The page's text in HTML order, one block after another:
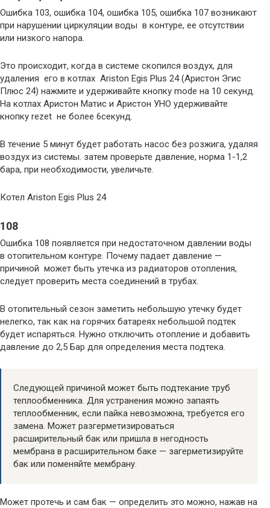
Ошибка 103, ошибка 104, ошибка 105, ошибка 107 возникают
при нарушении циркуляции воды в контуре, ее отсутствии
или низкого напора.
Это происходит, когда в системе скопился воздух, для
удаления его в котлах Ariston Egis Plus 24 (Аристон Эгис
Плюс 24) нажмите и удерживайте кнопку mode на 10 секунд.
На котлах Аристон Матис и Аристон УНО удерживайте
кнопку rezet не более 6секунд.
В течение 5 минут будет работать насос без розжига, удаляя
воздух из системы. затем проверьте давление, норма 1-1,2
бара, при необходимости, увеличьте.
Котел Ariston Egis Plus 24
108
Ошибка 108 появляется при недостаточном давлении воды
в отопительном контуре. Почему падает давление —
причиной может быть утечка из радиаторов отопления,
следует проверить места соединений в трубах.
В отопительный сезон заметить небольшую утечку будет
нелегко, так как на горячих батареях небольшой подтек
будет испаряться. Нужно отключить отопление и добавить
давление до 2,5 Бар для определения места подтека.
Следующей причиной может быть подтекание труб
теплообменника. Для устранения можно запаять
теплообменник, если пайка невозможна, требуется его
замена. Может разгерметизироваться
расширительный бак или пришла в негодность
мембрана в расширительном баке — загерметизируйте
бак или поменяйте мембрану.
Может протечь и сам бак — определить это можно, нажав на